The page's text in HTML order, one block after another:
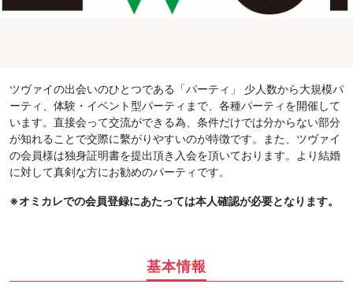
ツヴァイの出会いのひとつである「パーティ」 少人数から大規模パ
ーティ、体験・イベント型パーティまで、各種パーティを開催して
います。直接会って交流ができる為、条件だけでは分からない部分
が知れることで交際に繫がりやすいのが特徴です。また、ツヴァイ
の会員様は独身証明書を提出頂き入会を頂いております。より結婚
に対して真剣な方にお勧めのパーティです。
※オミカレでの会員登録にあたっては本人確認が必要となります。
基本情報